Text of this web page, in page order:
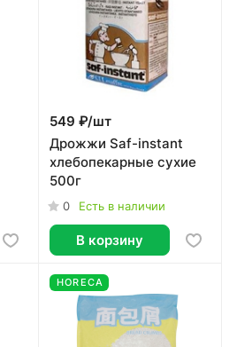
549 ₽/шт
Дрожжи Saf-instant
хлебопекарные сухие
500г
0 Есть в наличии
В корзину
HORECA